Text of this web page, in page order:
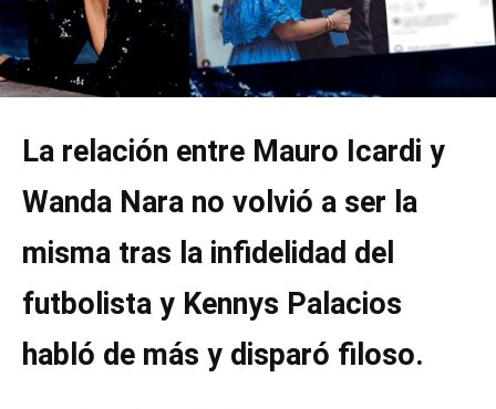
La relación entre Mauro Icardi y
Wanda Nara no volvió a ser la
misma tras la infidelidad del
futbolista y Kennys Palacios
habló de más y disparó filoso.